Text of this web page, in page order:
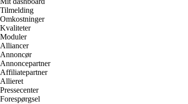
Tilmelding
Omkostninger
Kvaliteter
Moduler
Alliancer
Annoncør
Annoncepartner
Affiliatepartner
Allieret
Pressecenter
Forespørgsel